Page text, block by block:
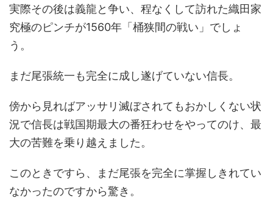
実際その後は義龍と争い、程なくして訪れた織田家
究極のピンチが1560年「桶狭間の戦い」でしょ
う。
まだ尾張統一も完全に成し遂げていない信長。
傍から見ればアッサリ滅ぼされてもおかしくない状
況で信長は戦国期最大の番狂わせをやってのけ、最
大の苦難を乗り越えました。
このときですら、まだ尾張を完全に掌握しきれてい
なかったのですから驚き。